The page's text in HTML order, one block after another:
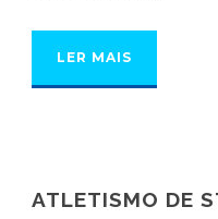
LER MAIS
ATLETISMO DE